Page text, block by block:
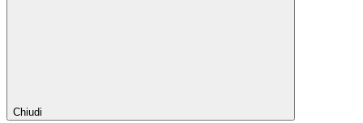
Chiudi